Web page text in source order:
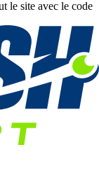
le site avec le code